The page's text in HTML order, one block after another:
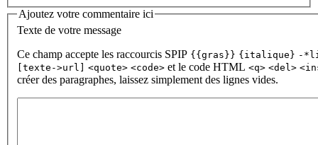
Ajoutez votre commentaire ici
Texte de votre message
Ce champ accepte les raccourcis SPIP {{gras}} {italique} -
[texte->url]
<quote> <code> et le code HTML <q> <del>
créer des paragraphes, laissez simplement des lignes vides.